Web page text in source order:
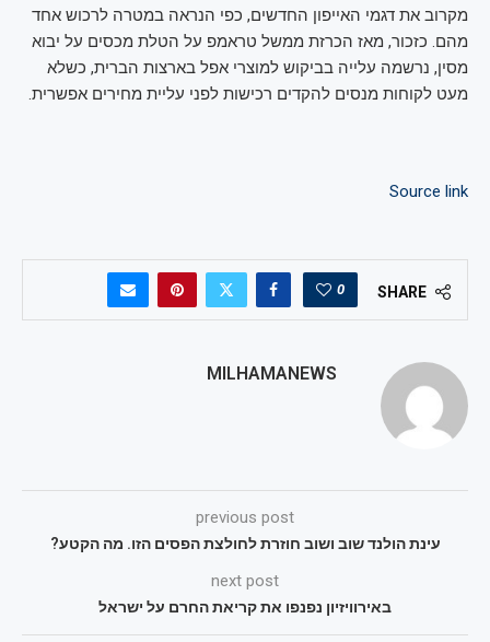
מקרוב את דגמי האייפון החדשים, כפי הנראה במטרה לרכוש אחד
מהם. כזכור, מאז הכרזת ממשל טראמפ על הטלת מכסים על יבוא
מסין, נרשמה עלייה בביקוש למוצרי אפל בארצות הברית, כשלא
מעט לקוחות מנסים להקדים רכישות לפני עליית מחירים אפשרית.
Source link
SHARE
0
MILHAMANEWS
previous post
עינת הולנד שוב ושוב חוזרת לחולצת הפסים הזו. מה הקטע?
next post
באירוויזיון נפנפו את קריאת החרם על ישראל